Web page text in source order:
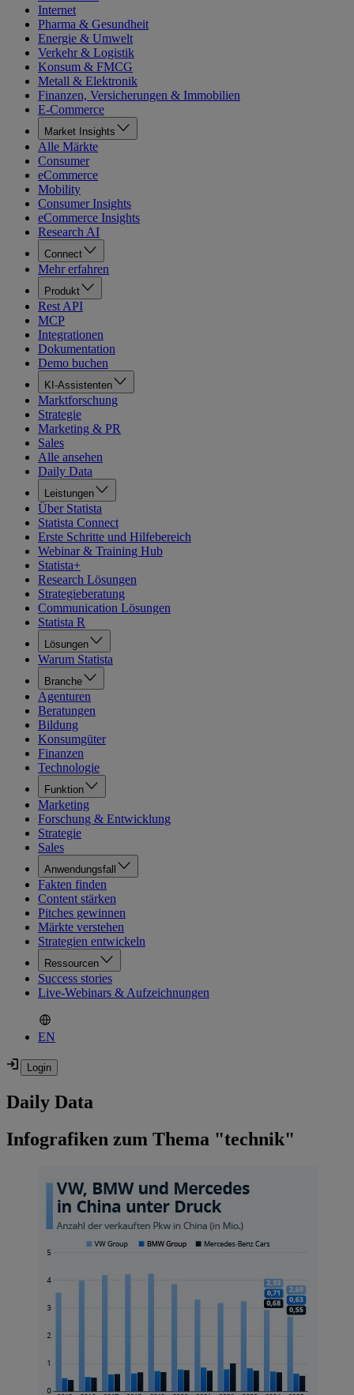
Internet
Pharma & Gesundheit
Energie & Umwelt
Verkehr & Logistik
Konsum & FMCG
Metall & Elektronik
Finanzen, Versicherungen & Immobilien
E-Commerce
Market Insights
Alle Märkte
Consumer
eCommerce
Mobility
Consumer Insights
eCommerce Insights
Research AI
Connect
Mehr erfahren
Produkt
Rest API
MCP
Integrationen
Dokumentation
Demo buchen
KI-Assistenten
Marktforschung
Strategie
Marketing & PR
Sales
Alle ansehen
Daily Data
Leistungen
Über Statista
Statista Connect
Erste Schritte und Hilfebereich
Webinar & Training Hub
Statista+
Research Lösungen
Strategieberatung
Communication Lösungen
Statista R
Lösungen
Warum Statista
Branche
Agenturen
Beratungen
Bildung
Konsumgüter
Finanzen
Technologie
Funktion
Marketing
Forschung & Entwicklung
Strategie
Sales
Anwendungsfall
Fakten finden
Content stärken
Pitches gewinnen
Märkte verstehen
Strategien entwickeln
Ressourcen
Success stories
Live-Webinars & Aufzeichnungen
EN
Daily Data
Infografiken zum Thema "technik"